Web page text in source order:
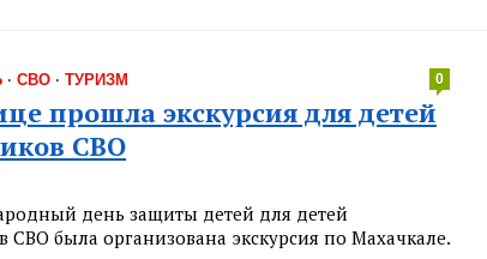
· СВО · ТУРИЗМ 0
прошла экскурсия для детей
СВО
день защиты детей для детей
СВО была организована экскурсия по Махачкале.